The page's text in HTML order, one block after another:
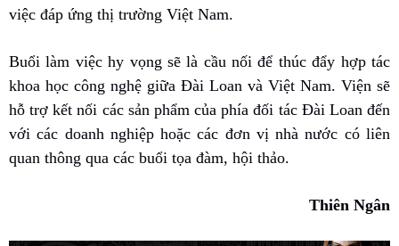
việc đáp ứng thị trường Việt Nam.
Buổi làm việc hy vọng sẽ là cầu nối để thúc đẩy hợp tác
khoa học công nghệ giữa Đài Loan và Việt Nam. Viện sẽ
hỗ trợ kết nối các sản phẩm của phía đối tác Đài Loan đến
với các doanh nghiệp hoặc các đơn vị nhà nước có liên
quan thông qua các buổi tọa đàm, hội thảo.
Thiên Ngân